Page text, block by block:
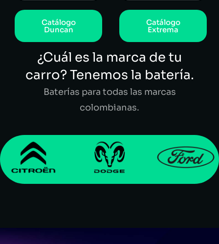
Catálogo
Duncan
Catálogo
Extrema
¿Cuál es la marca de tu
carro? Tenemos la batería.
Baterías para todas las marcas
colombianas.